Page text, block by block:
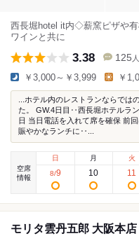
西長堀hotel it内◇薪窯ピザや
ワインと共に
3.38 125 人
￥3,000～￥3,999 ￥
...ホテル内のレストランならでは
た。 GW.4日目‥西長堀ホテルラ
日 当日電話を入れて席を確保 前
賑やかなランチに‥...
空席
情報
日
8/9
月
10
火
11
モリタ雲丹五郎 大阪本店